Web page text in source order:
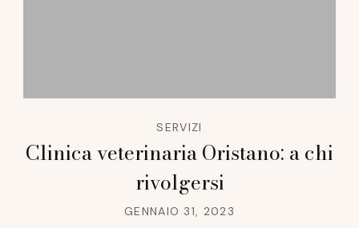
SERVIZI
Clinica veterinaria Oristano: a chi
rivolgersi
GENNAIO 31, 2023